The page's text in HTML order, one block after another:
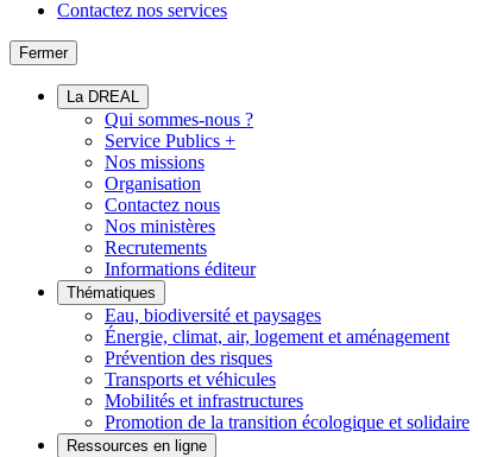
Contactez nos services
Fermer
La DREAL
Qui sommes-nous ?
Service Publics +
Nos missions
Organisation
Contactez nous
Nos ministères
Recrutements
Informations éditeur
Thématiques
Eau, biodiversité et paysages
Énergie, climat, air, logement et aménagement
Prévention des risques
Transports et véhicules
Mobilités et infrastructures
Promotion de la transition écologique et solidaire
Ressources en ligne